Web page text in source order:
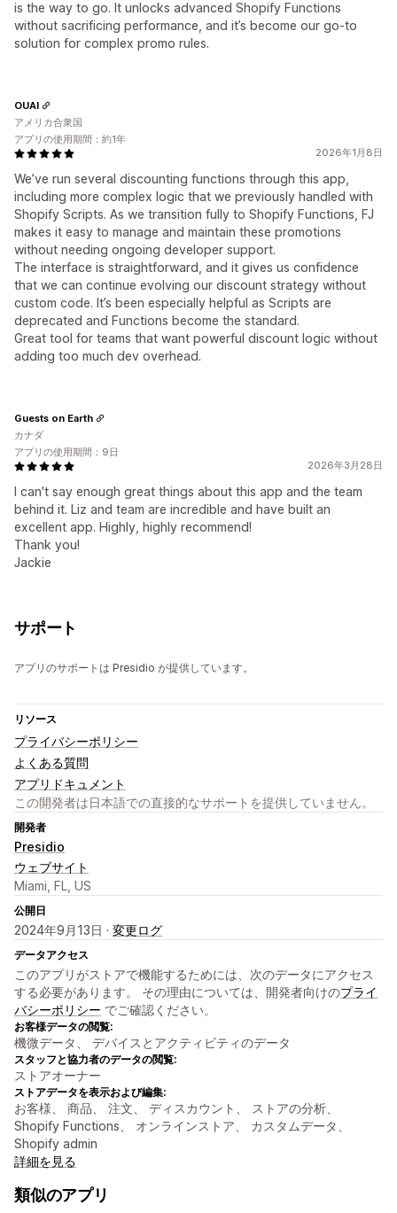
is the way to go. It unlocks advanced Shopify Functions
without sacrificing performance, and it’s become our go-to
solution for complex promo rules.
2026年1月8日
We’ve run several discounting functions through this app,
including more complex logic that we previously handled with
Shopify Scripts. As we transition fully to Shopify Functions, FJ
makes it easy to manage and maintain these promotions
without needing ongoing developer support.
The interface is straightforward, and it gives us confidence
that we can continue evolving our discount strategy without
custom code. It’s been especially helpful as Scripts are
deprecated and Functions become the standard.
Great tool for teams that want powerful discount logic without
adding too much dev overhead.
OUAI
アメリカ合衆国
アプリの使用期間：約1年
2026年3月28日
I can't say enough great things about this app and the team
behind it. Liz and team are incredible and have built an
excellent app. Highly, highly recommend!
Thank you!
Jackie
Guests on Earth
カナダ
アプリの使用期間：9日
サポート
アプリのサポートは Presidio が提供しています。
リソース
プライバシーポリシー
よくある質問
アプリドキュメント
この開発者は日本語での直接的なサポートを提供していません。
開発者
Presidio
ウェブサイト
Miami, FL, US
公開日
2024年9月13日 · 変更ログ
データアクセス
このアプリがストアで機能するためには、次のデータにアクセス
する必要があります。 その理由については、開発者向けのプライ
バシーポリシー でご確認ください。
お客様データの閲覧:
機微データ、 デバイスとアクティビティのデータ
スタッフと協力者のデータの閲覧:
ストアオーナー
ストアデータを表示および編集:
お客様、 商品、 注文、 ディスカウント、 ストアの分析、
Shopify Functions、 オンラインストア、 カスタムデータ、
Shopify admin
詳細を見る
類似のアプリ